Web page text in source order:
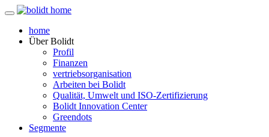
home
ÜberBolidt
Profil
Finanzen
vertriebsorganisation
Arbeiten bei Bolidt
Qualität, Umwelt und ISO-Zertifizierung
Bolidt Innovation Center
Greendots
Segmente